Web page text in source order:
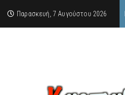
Παρασκευή, 7 Αυγούστου 2026